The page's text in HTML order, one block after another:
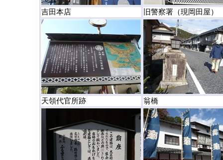
吉田本店 旧警察署（現岡田屋）
天領代官所跡 翁橋